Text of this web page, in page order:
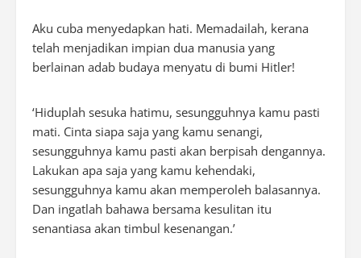
Aku cuba menyedapkan hati. Memadailah, kerana
telah menjadikan impian dua manusia yang
berlainan adab budaya menyatu di bumi Hitler!
‘Hiduplah sesuka hatimu, sesungguhnya kamu pasti
mati. Cinta siapa saja yang kamu senangi,
sesungguhnya kamu pasti akan berpisah dengannya.
Lakukan apa saja yang kamu kehendaki,
sesungguhnya kamu akan memperoleh balasannya.
Dan ingatlah bahawa bersama kesulitan itu
senantiasa akan timbul kesenangan.’